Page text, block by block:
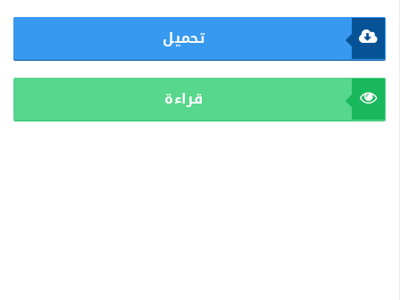
تحميل
قراءة